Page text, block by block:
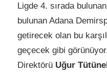
Ligde 4. sırada
bulunan Adana
getirecek olan bu
geçecek gibi
Direktörü Uğur